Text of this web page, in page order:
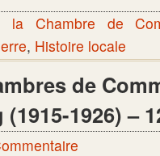
la Chambre de
, Histoire locale
de
1926) –